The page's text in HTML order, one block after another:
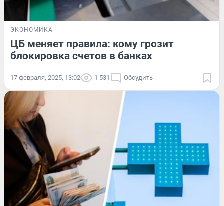
ЭКОНОМИКА
ЦБ меняет правила: кому грозит
блокировка счетов в банках
17 февраля, 2025, 13:02 1 531 Обсудить